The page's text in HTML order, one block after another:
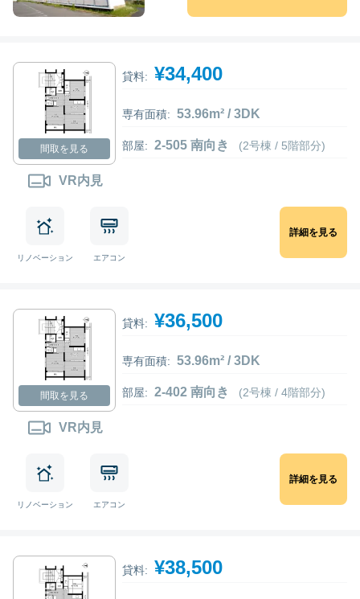
間取を見る
VR内見
貸料: ¥34,400
専有面積: 53.96m² / 3DK
部屋: 2-505 南向き (2号棟 / 5階部分)
リノベーション エアコン
詳細を見る
間取を見る
VR内見
貸料: ¥36,500
専有面積: 53.96m² / 3DK
部屋: 2-402 南向き (2号棟 / 4階部分)
リノベーション エアコン
詳細を見る
貸料: ¥38,500